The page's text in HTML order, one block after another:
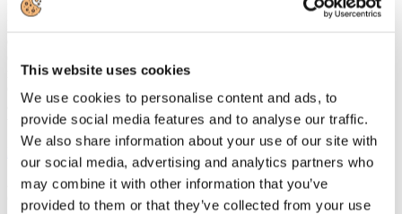
This website uses cookies
We use cookies to personalise content and ads, to
provide social media features and to analyse our traffic.
We also share information about your use of our site with
our social media, advertising and analytics partners who
may combine it with other information that you’ve
provided to them or that they’ve collected from your use
Puntare sulle industrie della cultura e del turismo per rilanciare
responsabile campano di Città Nuove e già vice presidente del
Consiglio regionale della Campania, che si terrà venerdì 21 giugno
alle ore 16 al Salone degli specchi della sede dell’Università
telematica Pegaso in piazza Trieste e Trento a Napoli.
Giugno